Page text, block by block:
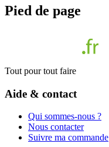
Pied de page
Tout pour tout faire
Aide & contact
Qui sommes-nous ?
Nous contacter
Suivre ma commande